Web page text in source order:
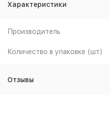
Характеристики
Производитель
Количество в упаковке (шт)
Отзывы